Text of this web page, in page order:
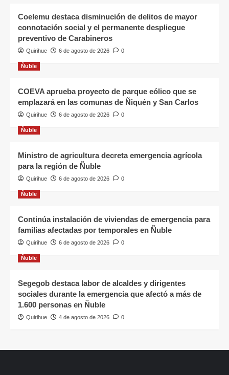
Coelemu destaca disminución de delitos de mayor
connotación social y el permanente despliegue
preventivo de Carabineros
Quirihue 6 de agosto de 2026 0
Ñuble
COEVA aprueba proyecto de parque eólico que se
emplazará en las comunas de Ñiquén y San Carlos
Quirihue 6 de agosto de 2026 0
Ñuble
Ministro de agricultura decreta emergencia agrícola
para la región de Ñuble
Quirihue 6 de agosto de 2026 0
Ñuble
Continúa instalación de viviendas de emergencia para
familias afectadas por temporales en Ñuble
Quirihue 6 de agosto de 2026 0
Ñuble
Segegob destaca labor de alcaldes y dirigentes
sociales durante la emergencia que afectó a más de
1.600 personas en Ñuble
Quirihue 4 de agosto de 2026 0